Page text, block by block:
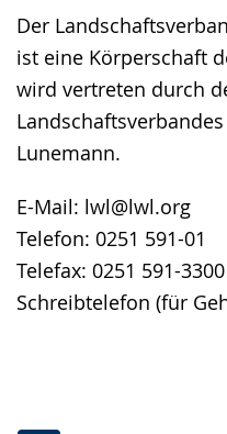
Der
ist eine Körperschaft
wird vertreten durch
Lunemann.
E-Mail: lwl@lwl.org
Telefon: 0251 591-01
Telefax: 0251 591-3300
Schreibtelefon (für
angezeigt.